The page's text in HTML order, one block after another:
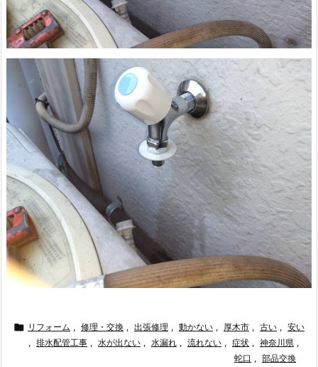
 リフォーム , 修理・交換 , 出張修理 , 動かない , 厚木市 , 古い , 安い
, 排水配管工事 , 水が出ない , 水漏れ , 流れない , 症状 , 神奈川県 ,
蛇口 , 部品交換